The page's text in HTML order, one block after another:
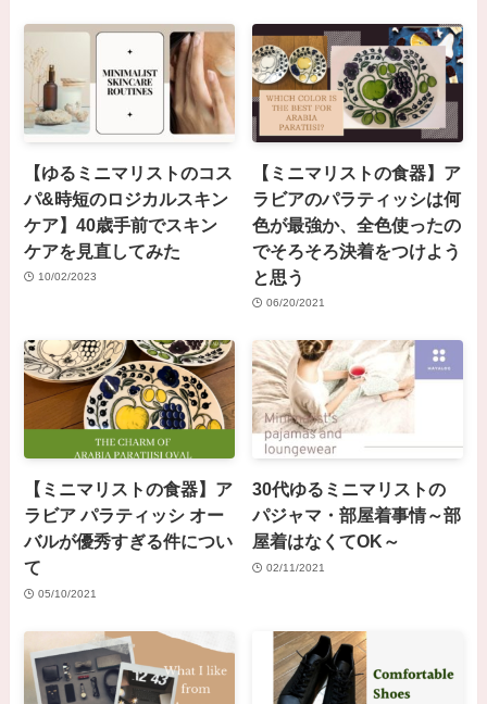
【ゆるミニマリストのコス
パ&時短のロジカルスキン
ケア】40歳手前でスキン
ケアを見直してみた
10/02/2023
【ミニマリストの食器】ア
ラビアのパラティッシは何
色が最強か、全色使ったの
でそろそろ決着をつけよう
と思う
06/20/2021
【ミニマリストの食器】ア
ラビア パラティッシ オー
バルが優秀すぎる件につい
て
05/10/2021
30代ゆるミニマリストの
パジャマ・部屋着事情～部
屋着はなくてOK～
02/11/2021